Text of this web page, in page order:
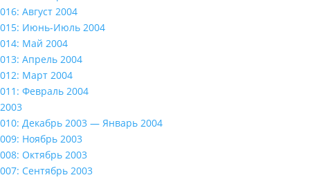
016: Август 2004
015: Июнь-Июль 2004
014: Май 2004
013: Апрель 2004
012: Март 2004
011: Февраль 2004
2003
010: Декабрь 2003 — Январь 2004
009: Ноябрь 2003
008: Октябрь 2003
007: Сентябрь 2003